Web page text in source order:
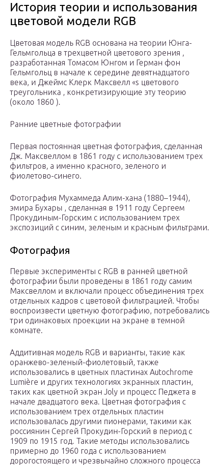
История теории и использования
цветовой модели RGB
Цветовая модель RGB основана на теории Юнга-
Гельмгольца в трехцветной цветового зрения ,
разработанная Томасом Юнгом и Герман фон
Гельмгольц в начале к середине девятнадцатого
века, и Джеймс Клерк Максвелл «s цветового
треугольника , конкретизирующие эту теорию
(около 1860 ).
Ранние цветные фотографии
Первая постоянная цветная фотография, сделанная
Дж. Максвеллом в 1861 году с использованием трех
фильтров, а именно красного, зеленого и
фиолетово-синего.
Фотография Мухаммеда Алим-хана (1880–1944),
эмира Бухары , сделанная в 1911 году Сергеем
Прокудиным-Горским с использованием трех
экспозиций с синим, зеленым и красным фильтрами.
Фотография
Первые эксперименты с RGB в ранней цветной
фотографии были проведены в 1861 году самим
Максвеллом и включали процесс объединения трех
отдельных кадров с цветовой фильтрацией. Чтобы
воспроизвести цветную фотографию, потребовались
три одинаковых проекции на экране в темной
комнате.
Аддитивная модель RGB и варианты, такие как
оранжево-зеленый-фиолетовый, также
использовались в цветных пластинах Autochrome
Lumière и других технологиях экранных пластин,
таких как цветной экран Joly и процесс Педжета в
начале двадцатого века. Цветная фотография с
использованием трех отдельных пластин
использовалась другими пионерами, такими как
россиянин Сергей Прокудин-Горский в период с
1909 по 1915 год. Такие методы использовались
примерно до 1960 года с использованием
дорогостоящего и чрезвычайно сложного процесса